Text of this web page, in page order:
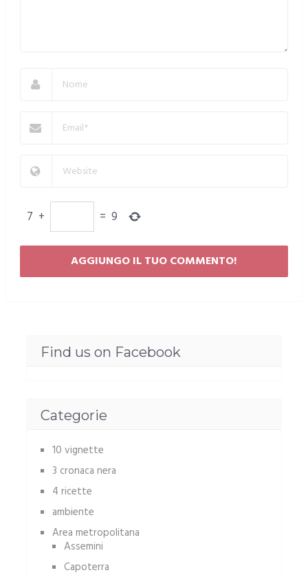
7 + = 9
Find us on Facebook
Categorie
10 vignette
3 cronaca nera
4 ricette
ambiente
Area metropolitana
Assemini
Capoterra